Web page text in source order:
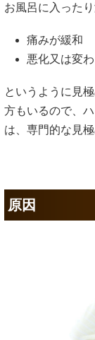
お風呂に入った
痛みが緩
悪化又は
というように見
方もいるので、
は、専門的な見
原因